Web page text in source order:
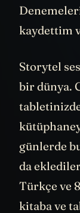
fazla kulak
Storytel
bir dünya.
günlerde
da
Türkçe ve